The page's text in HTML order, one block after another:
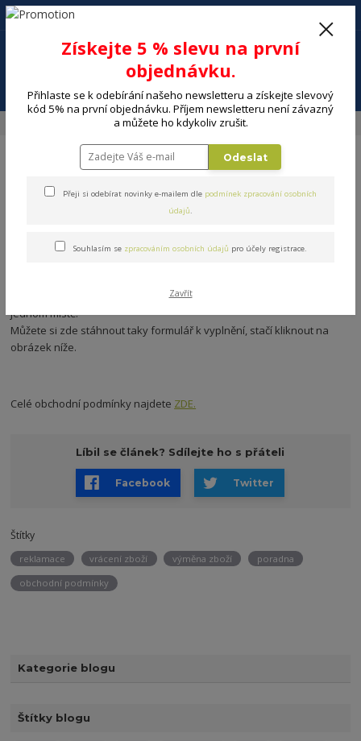
+420 602 494 600
Vrácení zboží, výměna nebo reklamace je u nás hračka
Kategorie blogu
Štítky blogu
02
2023
reklamace je u nás hračka
Nevíte si rady? Tady jsou jednoduché instrukce ke všemu a na
jednom místě.
Můžete si zde stáhnout taky formulář k vyplnění, stačí kliknout na
obrázek níže.
Celé obchodní podmínky najdete ZDE.
Líbil se článek? Sdílejte ho s přáteli
Facebook Twitter
Štítky
reklamace vrácení zboží výměna zboží poradna
obchodní podmínky
Získejte 5 % slevu na první
objednávku.
Přihlaste se k odebírání našeho newsletteru a získejte slevový
kód 5% na první objednávku. Příjem newsletteru není závazný
a můžete ho kdykoliv zrušit.
Odeslat
Přeji si odebírat novinky e-mailem dle podmínek zpracování osobních
údajů.
Souhlasím se zpracováním osobních údajů pro účely registrace.
Zavřít